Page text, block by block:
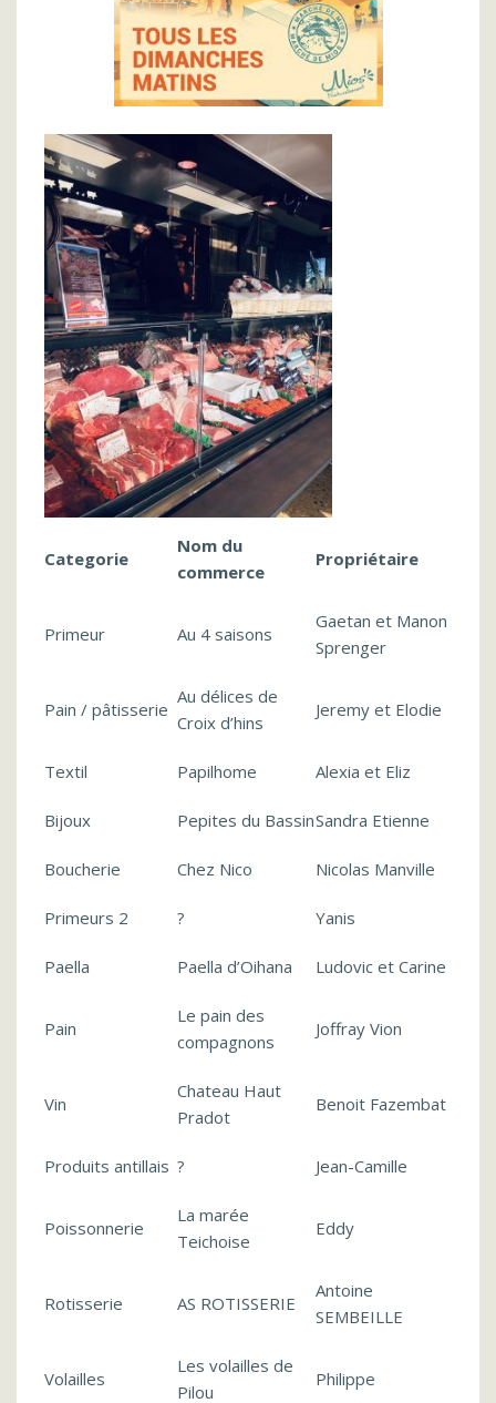
Categorie
Nom du
commerce
Propriétaire
Primeur Au 4 saisons
Gaetan et Manon
Sprenger
Pain / pâtisserie
Au délices de
Croix d’hins
Jeremy et Elodie
Textil Papilhome Alexia et Eliz
Bijoux Pepites du BassinSandra Etienne
Boucherie Chez Nico Nicolas Manville
Primeurs 2 ? Yanis
Paella Paella d’Oihana Ludovic et Carine
Pain
Le pain des
compagnons
Joffray Vion
Vin
Chateau Haut
Pradot
Benoit Fazembat
Produits antillais ? Jean-Camille
Poissonnerie
La marée
Teichoise
Eddy
Rotisserie AS ROTISSERIE
Antoine
SEMBEILLE
Volailles
Les volailles de
Pilou
Philippe